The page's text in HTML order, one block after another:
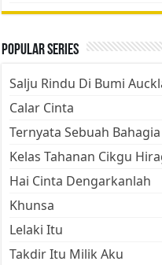
Popular Series
Salju Rindu Di Bumi
Calar Cinta
Ternyata Sebuah Bahagia
Kelas Tahanan Cikgu
Hai Cinta Dengarkanlah
Khunsa
Lelaki Itu
Takdir Itu Milik Aku